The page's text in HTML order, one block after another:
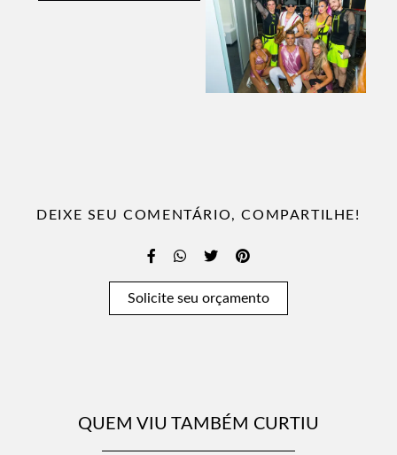
DEIXE SEU COMENTÁRIO, COMPARTILHE!
Solicite seu orçamento
QUEM VIU TAMBÉM CURTIU